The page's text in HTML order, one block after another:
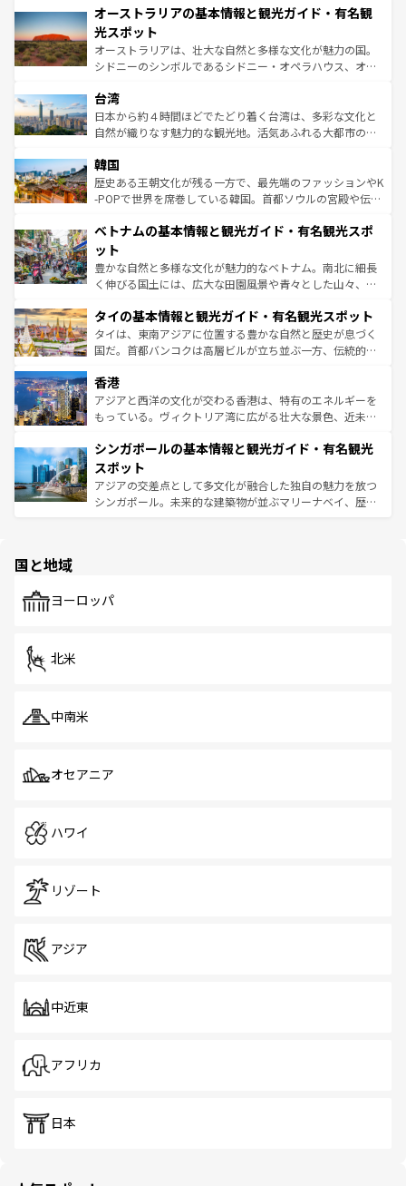
文化が魅力。旅行者はアメリカの各地域で異なる魅力を楽
しみながら、その多様性と豊かな歴史を感じることができ
るだろう。車でのロードトリップや列車の旅も、アメリカ
ならではの贅沢な旅のスタイルだ。 なお、新着のアメリカ
情報は コンテンツ一覧 を参照してほしい。
ワイ島は見逃せない。また、定番の観光地といえばオアフ
島だが、静かな自然を求めるならマウイ島やカウアイ島が
おすすめ。エメラルドグリーンに輝く海をはじめ、豊かな
文化や歴史が息づいている。「アロハスピリット」と呼ば
人々、おいしいローカルフードやハワイアンミュージッ
ク、伝統的なフラダンスなど、すべてがハワイの魅力を彩
っている。訪れるたびに新しい発見と感動が待っているハ
はコンテンツ一覧
オーストラリアの基本情報と観光ガイド・有名観
光スポット
オーストラリアは、壮大な自然と多様な文化が魅力の国。
シドニーのシンボルであるシドニー・オペラハウス、オー
リアリーフや大陸中央部にそびえるウルル（エアーズロッ
ク）、タスマニアの美しい原生林やケアンズの熱帯雨林な
ど、見どころがたくさん。また、カフェやワイン、オージ
いる。アクティビティも充実しており、サーフィンやダイ
ビング、ハイキングなど、アウトドア好きにはたまらな
い。オーストラリアの多彩な魅力を存分に味わいつくそ
参照してほしい。
台湾
日本から約４時間ほどでたどり着く台湾は、多彩な文化と
自然が織りなす魅力的な観光地。活気あふれる大都市の台
ン）、静ひつな山岳地帯である台湾東部など、都市の喧騒
と山間の静けさが共存しており、訪れる人に新しい発見と
驚きをもたらしてくれる。また、奥深い台湾の食文化も魅
容にもいいと評判のスイーツなど、バラエティ豊かな料理
照してほしい。
韓国
歴史ある王朝文化が残る一方で、最先端のファッションやK
-POPで世界を席巻している韓国。首都ソウルの宮殿や伝統
き、地方に足を延ばせば四季折々の自然美を楽しむことが
できる。そして、キムチや焼肉、絶品のストリートフード
まで、さまざまな韓国料理が待っている。夜には、韓国な
らではのナイトライフも堪能できる。あたたかいホスピタ
わってみてほしい。 なお、新着の韓国情報はコンテンツ一
覧 を参照してほしい。
ベトナムの基本情報と観光ガイド・有名観光スポ
ット
豊かな自然と多様な文化が魅力的なベトナム。南北に細長
く伸びる国土には、広大な田園風景や青々とした山々、世
急速な発展と共に伝統が息づく。ハノイの古い町並みやホ
ーチミン市のフランス統治時代の建物も、独特の雰囲気を
醸し出している。また、バラエティの豊かさとおいしさで
とつ。フォーやバインミー、ベトナムコーヒーなどは、ぜ
ひ現地で味わいたい。どの地域を訪れてもあたたかい人々
が旅行者を迎えてくれるので、きっと忘れられない旅にな
参照してほしい。
タイの基本情報と観光ガイド・有名観光スポット
タイは、東南アジアに位置する豊かな自然と歴史が息づく
国だ。首都バンコクは高層ビルが立ち並ぶ一方、伝統的な
の活気が交差している。北部ではチェンマイなどの山岳地
帯で自然と触れ合い、南部ではプーケットやクラビの美し
いビーチでリゾート気分を楽しむことができる。タイ料理
激する。気候は一年中温暖で、どの季節にも異なる楽しみ
が待っている。親しみやすいタイの人々、仏教を中心とし
た文化、そして多様な観光資源が、訪れる旅人を魅了し続
ける。 なお、新着のタイ情報はコンテンツ一覧を参照して
香港
アジアと西洋の文化が交わる香港は、特有のエネルギーを
もっている。ヴィクトリア湾に広がる壮大な景色、近未来
み、どこを訪れても感動するはず。観光スポットが密集し
ており、効率よく見どころを回れるのも魅力。息をのむよ
うな絶景から文化的な体験まで、香港を存分に楽しみ尽く
そう。 なお、新着の香港情報はコンテンツ一覧を参照して
シンガポールの基本情報と観光ガイド・有名観光
スポット
アジアの交差点として多文化が融合した独自の魅力を放つ
シンガポール。未来的な建築物が並ぶマリーナベイ、歴史
で、ホーカーズは地元の風情を楽しめる外せないスポット
国と地域
ヨーロッパ
北米
中南米
オセアニア
ハワイ
リゾート
アジア
中近東
アフリカ
日本